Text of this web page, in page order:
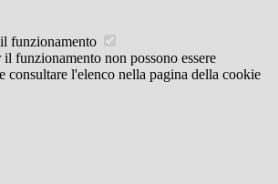
funzionamento
funzionamento non possono essere
consultare l'elenco nella pagina della cookie